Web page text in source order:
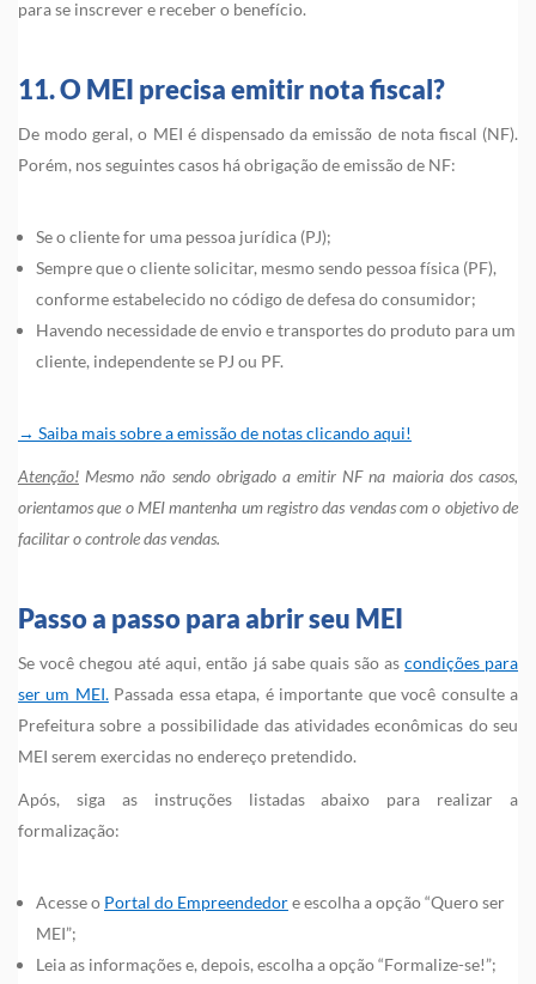
para se inscrever e receber o benefício.
11. O MEI precisa emitir nota fiscal?
De modo geral, o MEI é dispensado da emissão de nota fiscal (NF).
Porém, nos seguintes casos há obrigação de emissão de NF:
Se o cliente for uma pessoa jurídica (PJ);
Sempre que o cliente solicitar, mesmo sendo pessoa física (PF),
conforme estabelecido no código de defesa do consumidor;
Havendo necessidade de envio e transportes do produto para um
cliente, independente se PJ ou PF.
→ Saiba mais sobre a emissão de notas clicando aqui!
Atenção! Mesmo não sendo obrigado a emitir NF na maioria dos casos,
orientamos que o MEI mantenha um registro das vendas com o objetivo de
facilitar o controle das vendas.
Passo a passo para abrir seu MEI
Se você chegou até aqui, então já sabe quais são as condições para
ser um MEI.Passada essa etapa, é importante que você consulte a
Prefeitura sobre a possibilidade das atividades econômicas do seu
MEI serem exercidas no endereço pretendido.
Após, siga as instruções listadas abaixo para realizar a
formalização:
Acesse o Portal do Empreendedore escolha a opção “Quero ser
MEI”;
Leia as informações e, depois, escolha a opção “Formalize-se!”;